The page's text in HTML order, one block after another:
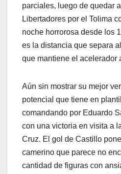
parciales, luego de quedar
Libertadores por el Tolima
noche horrorosa desde los
es la distancia que separa
que mantiene el acelerador
Aún sin mostrar su mejor
potencial que tiene en
comandando por Eduardo
con una victoria en visita a
Cruz. El gol de Castillo
camerino que parece no
cantidad de figuras con